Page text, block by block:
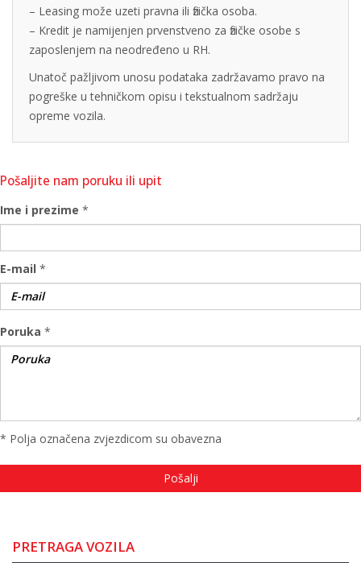
– Leasing može uzeti pravna ili fizička osoba.
– Kredit je namijenjen prvenstveno za fizičke osobe s
zaposlenjem na neodređeno u RH.
Unatoč pažljivom unosu podataka zadržavamo pravo na
pogreške u tehničkom opisu i tekstualnom sadržaju
opreme vozila.
Pošaljite nam poruku ili upit
Ime i prezime *
E-mail *
Poruka *
* Polja označena zvjezdicom su obavezna
PRETRAGA VOZILA